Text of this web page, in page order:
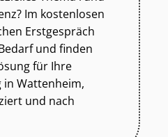
Im kostenlosen
Erstgespräch
und finden
für Ihre
in Wattenheim,
und nach